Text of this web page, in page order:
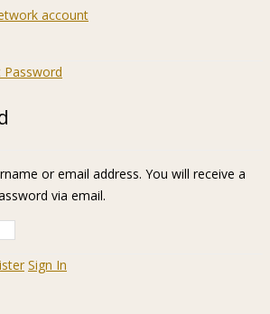
account
Password
or email address. You will receive a
via email.
Sign In